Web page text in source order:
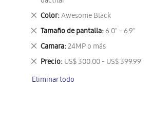
artículo
Color Awesome Black
Eliminar
este
artículo
Tamaño de pantalla 6.0" - 6.9"
Eliminar
este
artículo
Camara 24MP o más
Eliminar
este
artículo
Precio US$ 300.00 - US$ 399.99
Eliminar
artículo
Eliminar todo